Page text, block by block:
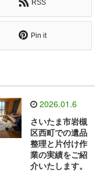
RSS
Pin it
2026.01.6
さいたま市岩槻
区西町での遺品
整理と片付け作
業の実績をご紹
介いたします。